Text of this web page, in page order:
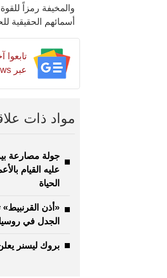
والمخيفة رمزاً
أسمائهم الحقيقية
تابعوا
عبر Google news
مواد ذات
جولة مصارعة
عليه القيام
الحياة
«أذن
الجدل في
بروك ليسنر